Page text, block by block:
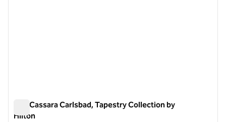
The Cassara Carlsbad, Tapestry Collection by
Hilton